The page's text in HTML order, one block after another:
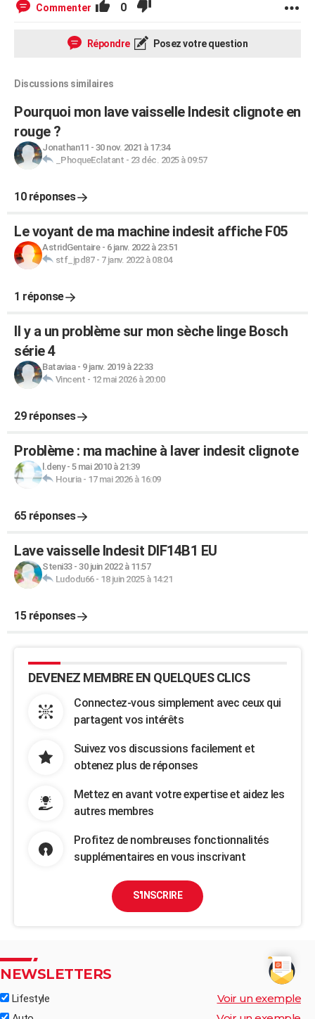
Commenter 0
Répondre Posez votre question
Discussions similaires
Pourquoi mon lave vaisselle Indesit clignote en
rouge ?
Jonathan11 - 30 nov. 2021 à 17:34
_PhoqueEclatant - 23 déc. 2025 à 09:57
10 réponses
Le voyant de ma machine indesit affiche F05
AstridGentaire- 6 janv. 2022 à 23:51
stf_jpd87- 7 janv. 2022 à 08:04
1 réponse
Il y a un problème sur mon sèche linge Bosch
série 4
Bataviaa- 9 janv. 2019 à 22:33
Vincent - 12 mai 2026 à 20:00
29 réponses
Problème : ma machine à laver indesit clignote
l.deny- 5 mai 2010 à 21:39
Houria- 17 mai 2026 à 16:09
65 réponses
Lave vaisselle Indesit DIF14B1 EU
Steni33- 30 juin 2022 à 11:57
Ludodu66- 18 juin 2025 à 14:21
15 réponses
DEVENEZ MEMBRE EN QUELQUES CLICS
Connectez-vous simplement avec ceux qui
partagent vos intérêts
Suivez vos discussions facilement et
obtenez plus de réponses
Mettez en avant votre expertise et aidez les
autres membres
Profitez de nombreuses fonctionnalités
supplémentaires en vous inscrivant
S'INSCRIRE
NEWSLETTERS
Lifestyle Voir un exemple